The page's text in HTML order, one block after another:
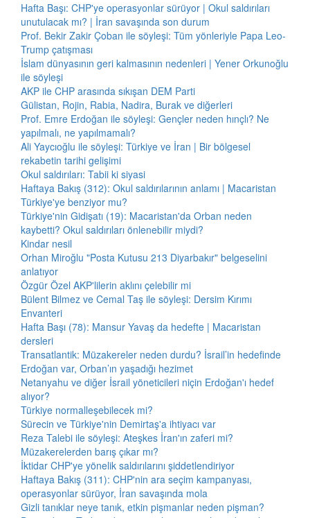
Hafta Başı: CHP'ye operasyonlar sürüyor | Okul saldırıları
unutulacak mı? | İran savaşında son durum
Prof. Bekir Zakir Çoban ile söyleşi: Tüm yönleriyle Papa Leo-
Trump çatışması
İslam dünyasının geri kalmasının nedenleri | Yener Orkunoğlu
ile söyleşi
AKP ile CHP arasında sıkışan DEM Parti
Gülistan, Rojin, Rabia, Nadira, Burak ve diğerleri
Prof. Emre Erdoğan ile söyleşi: Gençler neden hınçlı? Ne
yapılmalı, ne yapılmamalı?
Ali Yaycıoğlu ile söyleşi: Türkiye ve İran | Bir bölgesel
rekabetin tarihi gelişimi
Okul saldırıları: Tabii ki siyasi
Haftaya Bakış (312): Okul saldırılarının anlamı | Macaristan
Türkiye'ye benziyor mu?
Türkiye'nin Gidişatı (19): Macaristan'da Orban neden
kaybetti? Okul saldırıları önlenebilir miydi?
Kindar nesil
Orhan Miroğlu "Posta Kutusu 213 Diyarbakır" belgeselini
anlatıyor
Özgür Özel AKP'lilerin aklını çelebilir mi
Bülent Bilmez ve Cemal Taş ile söyleşi: Dersim Kırımı
Envanteri
Hafta Başı (78): Mansur Yavaş da hedefte | Macaristan
dersleri
Transatlantik: Müzakereler neden durdu? İsrail’in hedefinde
Erdoğan var, Orban’ın yaşadığı hezimet
Netanyahu ve diğer İsrail yöneticileri niçin Erdoğan'ı hedef
alıyor?
Türkiye normalleşebilecek mi?
Sürecin ve Türkiye'nin Demirtaş'a ihtiyacı var
Reza Talebi ile söyleşi: Ateşkes İran'ın zaferi mi?
Müzakerelerden barış çıkar mı?
İktidar CHP'ye yönelik saldırılarını şiddetlendiriyor
Haftaya Bakış (311): CHP'nin ara seçim kampanyası,
operasyonlar sürüyor, İran savaşında mola
Gizli tanıklar neye tanık, etkin pişmanlar neden pişman?